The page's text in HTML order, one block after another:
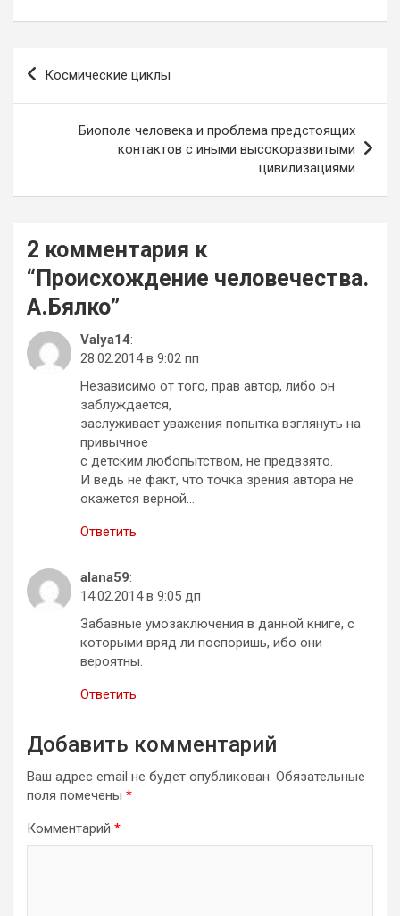
Навигация
Космические циклы
Биополе человека и проблема предстоящих
контактов с иными высокоразвитыми
цивилизациями
2 комментария к
“ Происхождение человечества.
А.Бялко”
Valya14:
28.02.2014 в 9:02 пп
Независимо от того, прав автор, либо он
заблуждается,
заслуживает уважения попытка взглянуть на
привычное
с детским любопытством, не предвзято.
И ведь не факт, что точка зрения автора не
окажется верной…
Ответить
alana59:
14.02.2014 в 9:05 дп
Забавные умозаключения в данной книге, с
которыми вряд ли поспоришь, ибо они
вероятны.
Ответить
Добавить комментарий
Ваш адрес email не будет опубликован. Обязательные
поля помечены *
Комментарий *